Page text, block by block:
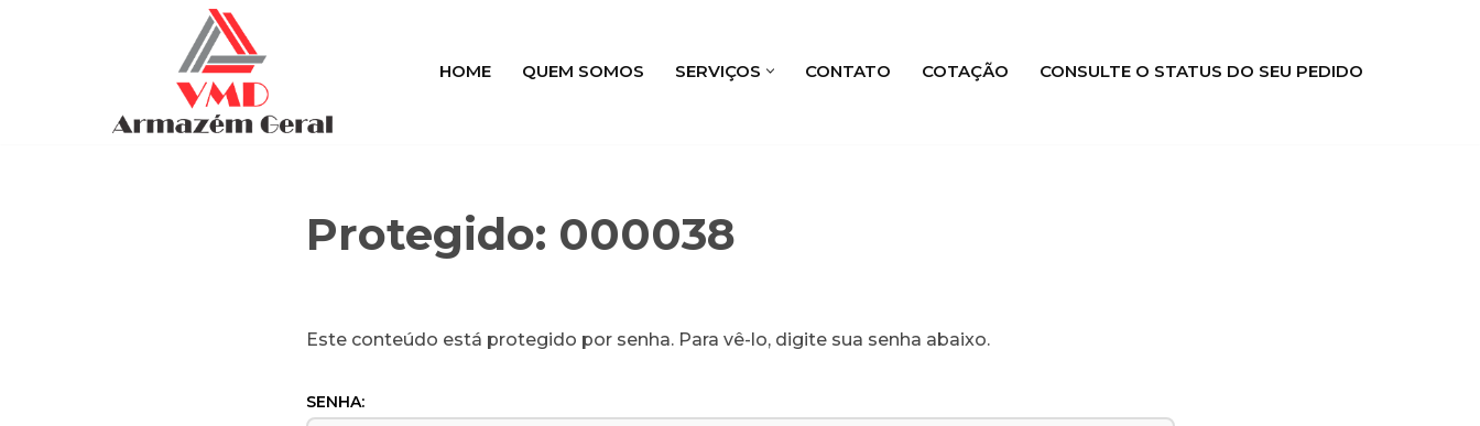
HOME QUEM SOMOS SERVIÇOS CONTATO COTAÇÃO CONSULTE O STATUS DO SEU PEDIDO
Protegido: 000038
Este conteúdo está protegido por senha. Para vê-lo, digite sua senha abaixo.
SENHA: